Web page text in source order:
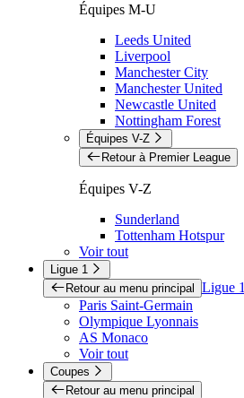
Équipes M-U
Leeds United
Liverpool
Manchester City
Manchester United
Newcastle United
Nottingham Forest
Équipes V-Z
Retour à Premier League
Équipes V-Z
Sunderland
Tottenham Hotspur
Voir tout
Ligue 1
Retour au menu principal Ligue 1
Paris Saint-Germain
Olympique Lyonnais
AS Monaco
Voir tout
Coupes
Retour au menu principal